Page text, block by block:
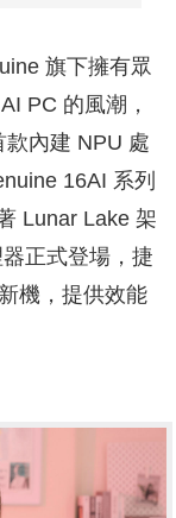
旗下擁有眾
PC 的風潮，
內建 NPU 處
16AI 系列
Lunar Lake 架
正式登場，捷
機，提供效能